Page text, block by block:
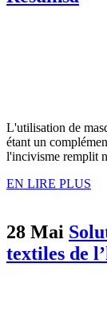
L'utilisation de
étant un
l'incivisme remplit
EN LIRE PLUS
28 Mai
textiles de